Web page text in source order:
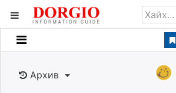
Мэдээллийн
Банк санхүү
Архив